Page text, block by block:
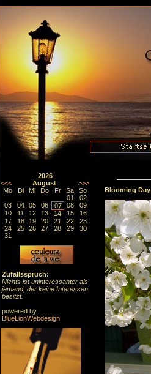
2026
<<<
August
>>>
Mo
Di Mi Do Fr Sa
So
01
02
03
04 05 06 07 08
09
10
11 12 13 14 15
16
17
18 19 20 21 22
23
24
25 26 27 28 29
30
31
Zufallsspruch:
Nichts ist uninteressanter als
jemand, der keine Interessen
besitzt.
powered by
BlueLionWebdesign
Blooming Day